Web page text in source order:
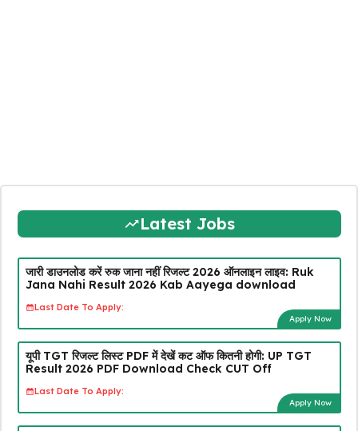
Latest Jobs
जारी डाउनलोड करें रुक जाना नहीं रिजल्ट 2026 ऑनलाइन लाइव: Ruk
Jana Nahi Result 2026 Kab Aayega download
Last Date To Apply:
Apply Now
यूपी TGT रिजल्ट लिस्ट PDF में देखें कट ऑफ कितनी होगी: UP TGT
Result 2026 PDF Download Check CUT Off
Last Date To Apply:
Apply Now